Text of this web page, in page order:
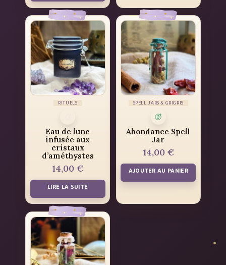
RITUELS
Eau de lune
infusée aux
cristaux
d’améthystes
14,00€
LIRE LA SUITE
SPELL JARS & GRIGRIS
Abondance Spell
Jar
14,00 €
AJOUTER AU PANIER